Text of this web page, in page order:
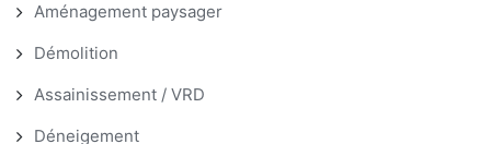
Aménagement paysager
Démolition
Assainissement / VRD
Déneigement